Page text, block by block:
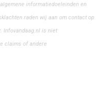
informatiedoeleinden en
raden wij aan om contact op
Infovandaag.nl is niet
claims of andere